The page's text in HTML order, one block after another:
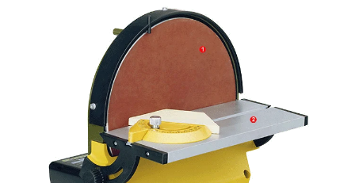
Zum Hauptinhalt springen